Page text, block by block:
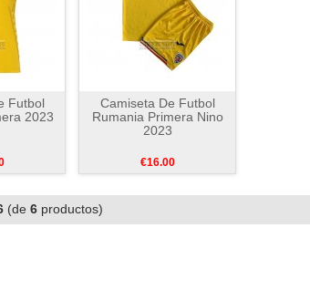
Futbol
2023
Camiseta De Futbol
Rumania Primera Nino
2023
€16.00
(de 6 productos)